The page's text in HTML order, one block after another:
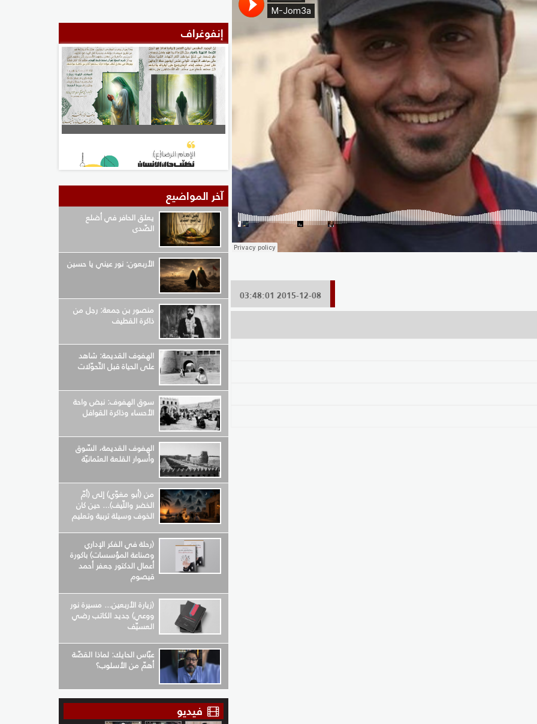
2015-12-08 03:48:01
إنفوغراف
آخر المواضيع
يعلق الحافر في أضلع
الصّدى
الأربعون: نور عيني يا حسين
منصور بن جمعة: رجل من
ذاكرة القطيف
الهفوف القديمة: شاهد
على الحياة قبل التّحوّلات
سوق الهفوف: نبض واحة
الأحساء وذاكرة القوافل
الهفوف القديمة، السّوق
وأسوار القلعة العثمانيّة
من (أبو مغوّي) إلى (أمّ
الخضر واللّيف)... حين كان
الخوف وسيلة تربية وتعليم
(رحلة في الفكر الإداري
وصناعة المؤسسات) باكورة
أعمال الدكتور جعفر أحمد
قيصوم
(زيارة الأربعين... مسيرة نور
ووعي) جديد الكاتب رضي
العسيّف
عبّاس الحايك: لماذا القصّة
أهمّ من الأسلوب؟
فيديو